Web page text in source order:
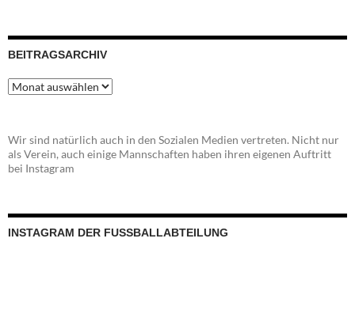
BEITRAGSARCHIV
Beitragsarchiv
Wir sind natürlich auch in den Sozialen Medien vertreten. Nicht nur
als Verein, auch einige Mannschaften haben ihren eigenen Auftritt
bei Instagram
INSTAGRAM DER FUSSBALLABTEILUNG